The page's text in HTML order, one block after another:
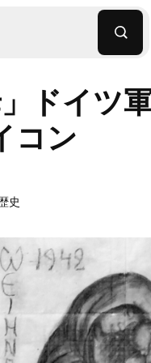
ドイツ
コン
史